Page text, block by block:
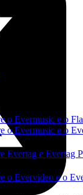
o Evermusic e o
o Evermusic e o
Evertag e Evertag
o Evervideo e o